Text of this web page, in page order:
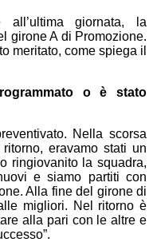
all’ultima giornata, la
girone A di Promozione.
meritato, come spiega il
o è stato
Nella scorsa
eravamo stati un
ringiovanito la squadra,
e siamo partiti con
Alla fine del girone di
migliori. Nel ritorno è
alla pari con le altre e